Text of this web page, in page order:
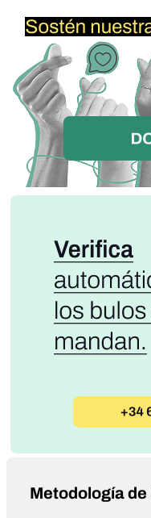
Metodología